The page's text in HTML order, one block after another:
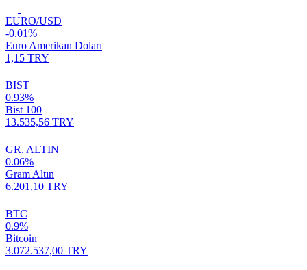
EURO/USD
-0.01%
Euro Amerikan Doları
1,15 TRY
BIST
0.93%
Bist 100
13.535,56 TRY
GR. ALTIN
0.06%
Gram Altın
6.201,10 TRY
BTC
0.9%
Bitcoin
3.072.537,00 TRY